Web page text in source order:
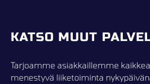
KATSO MUUT
Tarjoamme asiakkaillemme
menestyvä liiketoiminta